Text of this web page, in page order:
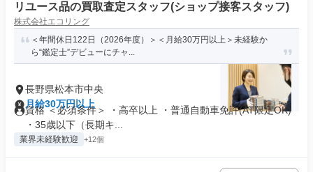
リユース品の買取査定スタッフ(ショップ接客スタッフ)
株式会社エコリング
＜年間休日122日（2026年度）＞＜月給30万円以上＞未経験か
ら“鑑定士”デビューにチャ...
長野県松本市中央
月給30万円以上
資格 ＜必須条件＞ ・高卒以上 ・普通自動車免許(AT限定OK)
・35歳以下（長期キ...
業界未経験歓迎 +12個